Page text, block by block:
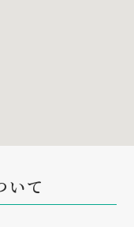
いて